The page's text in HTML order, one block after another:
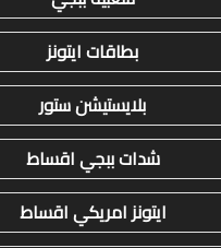
بطاقات ايتونز
بلايستيشن ستور
شدات ببجي اقساط
ايتونز امريكي اقساط